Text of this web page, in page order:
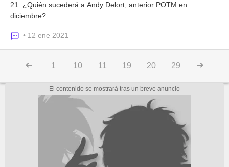
21. ¿Quién sucederá a Andy Delort, anterior POTM en
diciembre?
• 12 ene 2021
1 10 11 19 20 29